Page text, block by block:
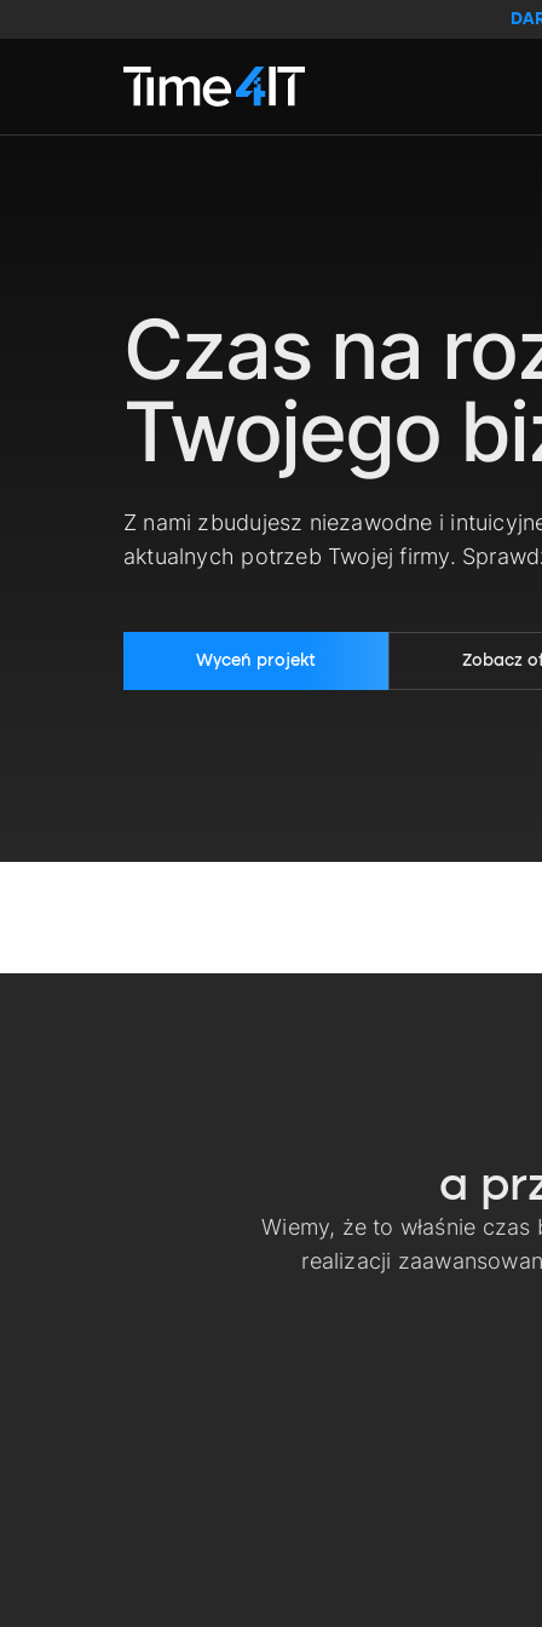
Czas na
Twojego
Z nami zbudujesz niezawodne i
aktualnych potrzeb Twojej firmy.
Wyceń projekt Zobacz
a
Wiemy, że to właśnie
realizacji